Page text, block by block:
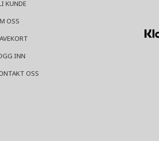
KUNDE
OSS
INN
OSS